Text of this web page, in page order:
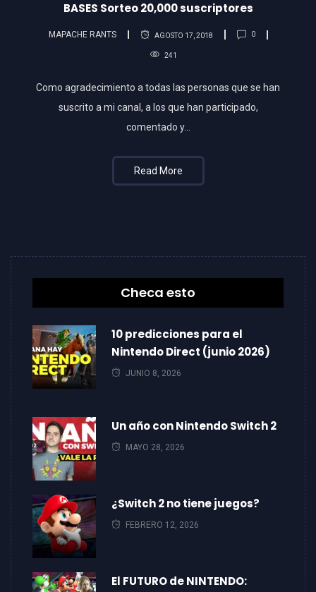
BASES Sorteo 20,000 suscriptores
MAPACHE RANTS AGOSTO 17, 2018 0
241
Como agradecimiento a todas las personas que se han
suscrito a mi canal, a los que han participado,
comentado y…
Read More
Checa esto
10 predicciones para el
Nintendo Direct (junio 2026)
JUNIO 8, 2026
Un año con Nintendo Switch 2
MAYO 28, 2026
¿Switch 2 no tiene juegos?
FEBRERO 12, 2026
El FUTURO de NINTENDO: